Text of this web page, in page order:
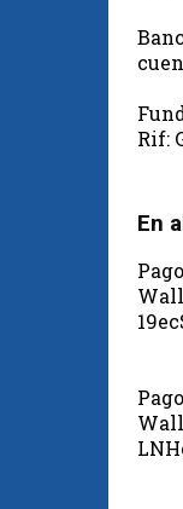
Rif:
En